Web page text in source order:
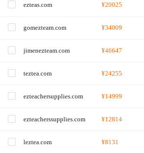
ezteas.com ¥20025
gomezteam.com ¥34009
jimenezteam.com ¥46647
teztea.com ¥24255
ezteachersupplies.com ¥14999
ezteacherssupplies.com ¥12814
leztea.com ¥8131